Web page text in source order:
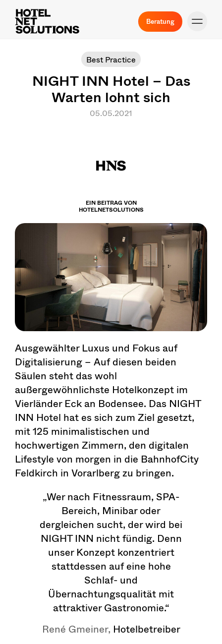
Beratung
Best Practice
NIGHT INN Hotel – Das
Warten lohnt sich
05.05.2021
EIN BEITRAG VON
HOTELNETSOLUTIONS
Ausgewählter Luxus und Fokus auf
Digitalisierung – Auf diesen beiden
Säulen steht das wohl
außergewöhnlichste Hotelkonzept im
Vierländer Eck an Bodensee. Das NIGHT
INN Hotel hat es sich zum Ziel gesetzt,
mit 125 minimalistischen und
hochwertigen Zimmern, den digitalen
Lifestyle von morgen in die BahnhofCity
Feldkirch in Vorarlberg zu bringen.
„Wer nach Fitnessraum, SPA-
Bereich, Minibar oder
dergleichen sucht, der wird bei
NIGHT INN nicht fündig. Denn
unser Konzept konzentriert
stattdessen auf eine hohe
Schlaf- und
Übernachtungsqualität mit
attraktiver Gastronomie.“
René Gmeiner, Hotelbetreiber